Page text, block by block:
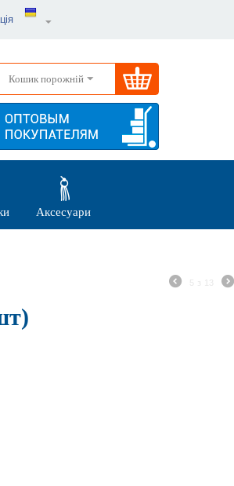
Кошик порожній
Аксесуари
5 13